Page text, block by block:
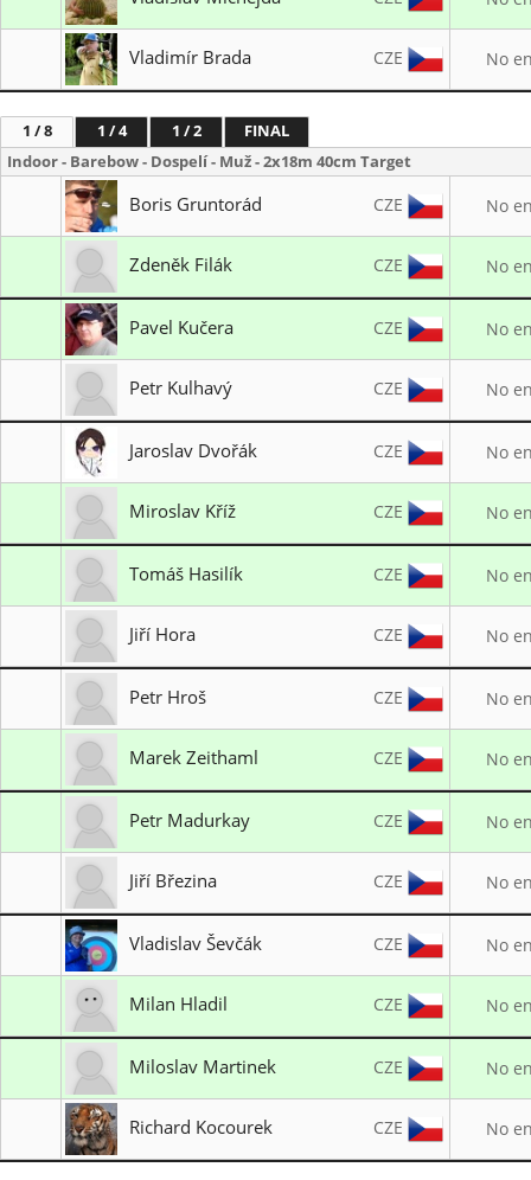
Vladimír Brada
I. Královský lukostřelecký klub
CZE No
1 / 8 1 / 4 1 / 2
FINAL
Indoor - Barebow - Dospelí - Muž - 2x18m 40cm Target
Boris Gruntorád CZE No
Zdeněk Filák
Lukostřelba Ostrava Mariánské Hory
CZE No
Pavel Kučera CZE No
Petr Kulhavý
I. Královský lukostřelecký klub
CZE No
Jaroslav Dvořák CZE No
Miroslav Kříž
Vítkovická střední o.p.s.
CZE No
Tomáš Hasilík CZE No
Jiří Hora
LK CERE
CZE No
Petr Hroš CZE No
Marek Zeithaml
LO TJ SPARTAK Chrást
CZE No
Petr Madurkay CZE No
Jiří Březina
LK Votice
CZE No
Vladislav Ševčák CZE No
Milan Hladil
SK Start Praha
CZE No
Miloslav Martinek CZE No
Richard Kocourek
I. Královský lukostřelecký klub
CZE No